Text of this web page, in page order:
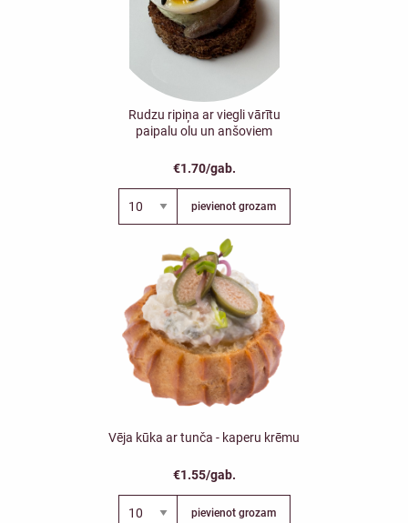
Rudzu ripiņa ar viegli vārītu
paipalu olu un anšoviem
€1.70/gab.
pievienot grozam
Vēja kūka ar tunča - kaperu krēmu
€1.55/gab.
pievienot grozam